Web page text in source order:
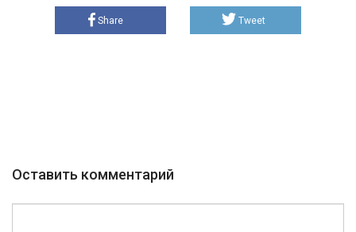
Share Tweet
Оставить комментарий